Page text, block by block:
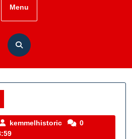
Menu
kemmelhistoric kemmelhistoric
0